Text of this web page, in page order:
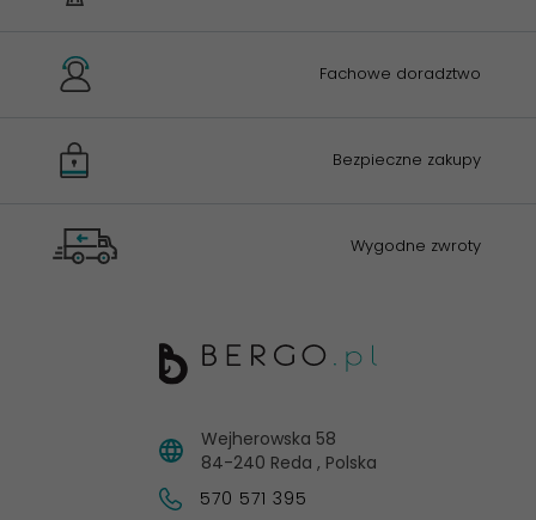
Fachowe doradztwo
Bezpieczne zakupy
Wygodne zwroty
Wejherowska 58
84-240 Reda , Polska
570 571 395